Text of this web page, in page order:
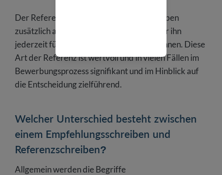
Der Referenzgeber bietet mit dem Schreiben
zusätzlich an, dass potenzielle Arbeitgeber ihn
jederzeit für Nachfragen kontaktieren können. Diese
Art der Referenz ist wertvoll und in vielen Fällen im
Bewerbungsprozess signifikant und im Hinblick auf
die Entscheidung zielführend.
Welcher Unterschied besteht zwischen
einem Empfehlungsschreiben und
Referenzschreiben?
Allgemein werden die Begriffe